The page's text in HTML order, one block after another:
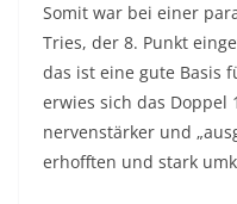
Somit war bei einer
Tries, der 8. Punkt
das ist eine gute Basis
erwies sich das Doppel
nervenstärker und
erhofften und stark